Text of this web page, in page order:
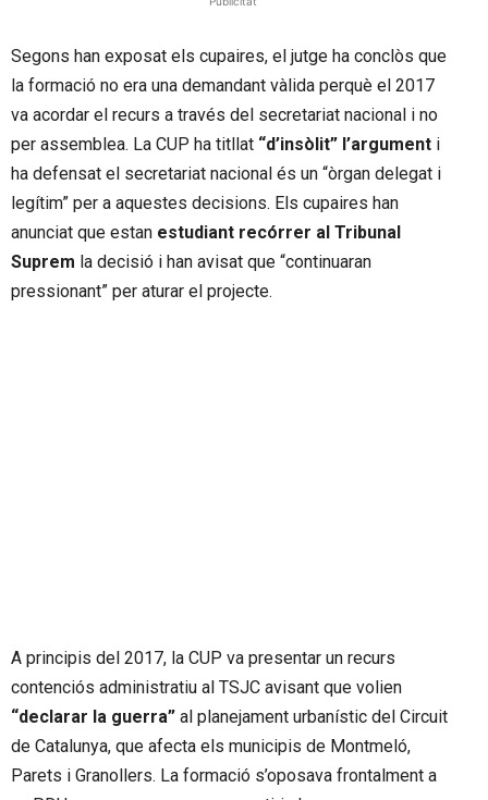
Segons han exposat els cupaires, el jutge ha conclòs que
la formació no era una demandant vàlida perquè el 2017
va acordar el recurs a través del secretariat nacional i no
per assemblea. La CUP ha titllat “d’insòlit” l’argument i
ha defensat el secretariat nacional és un “òrgan delegat i
legítim” per a aquestes decisions. Els cupaires han
anunciat que estan estudiant recórrer al Tribunal
Suprem la decisió i han avisat que “continuaran
pressionant” per aturar el projecte.
A principis del 2017, la CUP va presentar un recurs
contenciós administratiu al TSJC avisant que volien
“declarar la guerra” al planejament urbanístic del Circuit
de Catalunya, que afecta els municipis de Montmeló,
Parets i Granollers. La formació s’oposava frontalment a